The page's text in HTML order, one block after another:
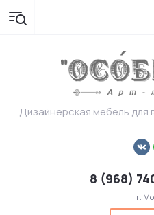
Дизайнерская мебель для
8 (968)
г.